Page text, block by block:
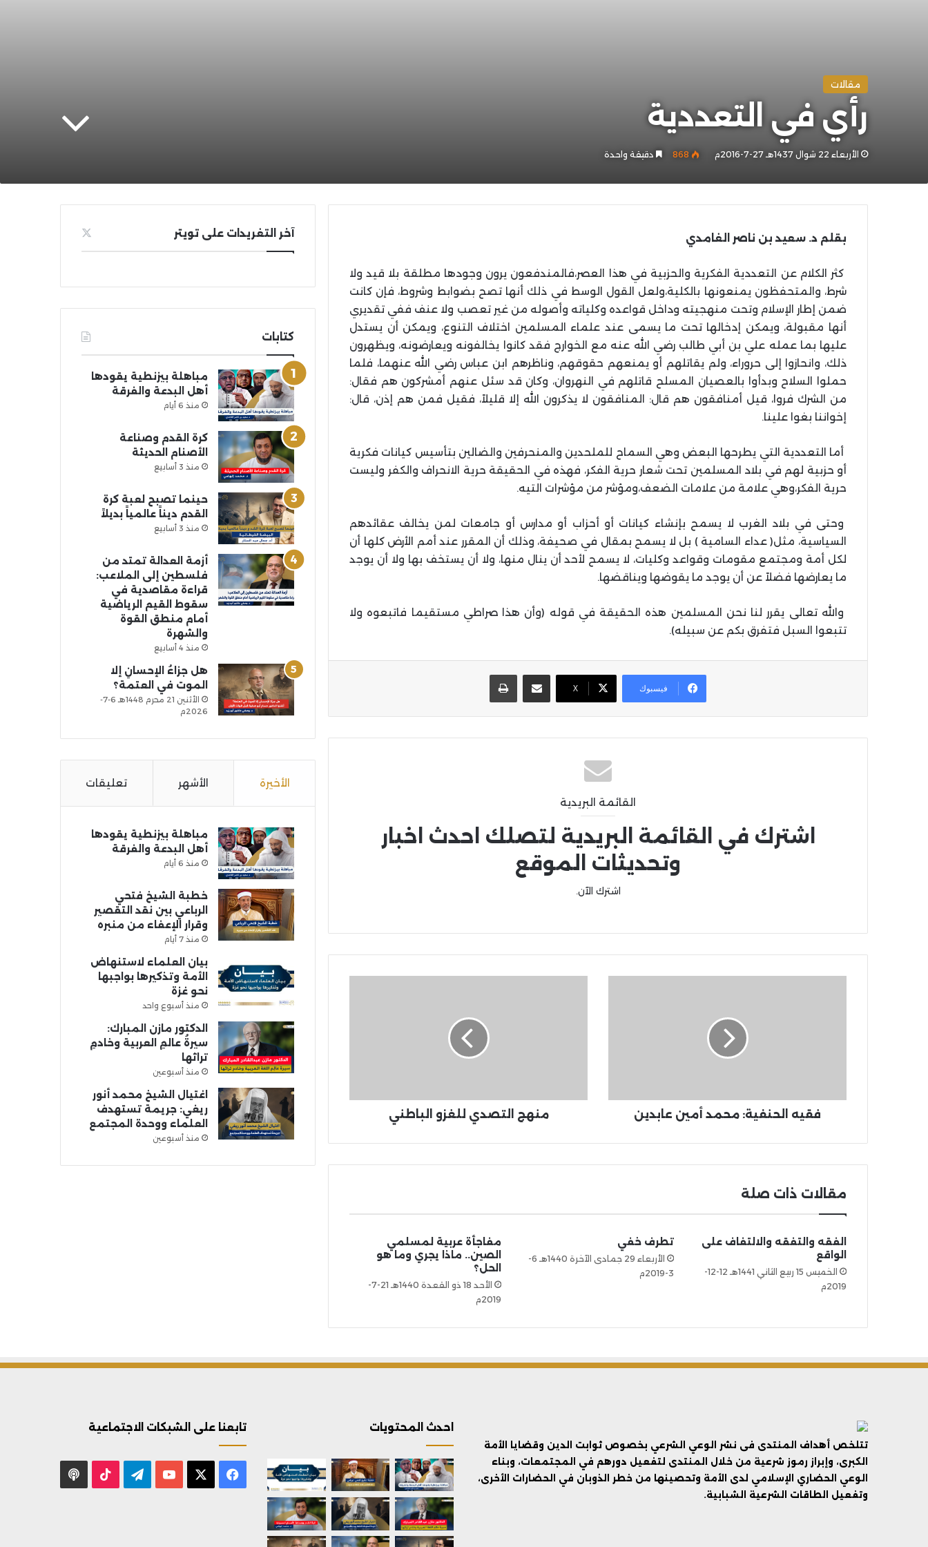
مقالات
رأي في التعددية
الأربعاء 22 شوال 1437هـ 27-7-2016م 868 دقيقة واحدة
بقلم د. سعيد بن ناصر الغامدي
كثر الكلام عن التعددية الفكرية والحزبية في هذا العصر،فالمندفعون يرون وجودها مطلقة بلا قيد ولا
شرط، والمتحفظون يمنعونها بالكلية،ولعل القول الوسط في ذلك أنها تصح بضوابط وشروط، فإن كانت
ضمن إطار الإسلام وتحت منهجيته وداخل قواعده وكلياته وأصوله من غير تعصب ولا عنف ففي تقديري
أنها مقبولة، ويمكن إدخالها تحت ما يسمى عند علماء المسلمين اختلاف التنوع، ويمكن أن يستدل
عليها بما عمله علي بن أبي طالب رضي الله عنه مع الخوارج فقد كانوا يخالفونه ويعارضونه، ويظهرون
ذلك، وانحازوا إلى حروراء، ولم يقاتلهم أو يمنعهم حقوقهم، وناظرهم ابن عباس رضي الله عنهما، فلما
حملوا السلاح وبدأوا بالعصيان المسلح قاتلهم في النهروان، وكان قد سئل عنهم أمشركون هم فقال:
من الشرك فروا، قيل أمنافقون هم قال: المنافقون لا يذكرون الله إلا قليلاً، فقيل فمن هم إذن، قال:
إخواننا بغوا علينا.
أما التعددية التي يطرحها البعض وهي السماح للملحدين والمنحرفين والضالين بتأسيس كيانات فكرية
أو حزبية لهم في بلاد المسلمين تحت شعار حرية الفكر، فهذه في الحقيقة حرية الانحراف والكفر وليست
حرية الفكر،وهي علامة من علامات الضعف،ومؤشر من مؤشرات التيه.
وحتى في بلاد الغرب لا يسمح بإنشاء كيانات أو أحزاب أو مدارس أو جامعات لمن يخالف عقائدهم
السياسية، مثل( عداء السامية ) بل لا يسمح بمقال في صحيفة، وذلك أن المقرر عند أمم الأرض كلها أن
لكل أمة ومجتمع مقومات وقواعد وكليات، لا يسمح لأحد أن ينال منها، ولا أن يستخف بها ولا أن يوجد
ما يعارضها فضلاً عن أن يوجد ما يقوضها ويناقضها.
والله تعالى يقرر لنا نحن المسلمين هذه الحقيقة في قوله (وأن هذا صراطي مستقيما فاتبعوه ولا
تتبعوا السبل فتفرق بكم عن سبيله).
فيسبوك X
مشاركة عبر البريد
القائمة البريدية
اشترك في القائمة البريدية لتصلك احدث اخبار
وتحديثات الموقع
اشترك الآن.
فقيه الحنفية: محمد أمين عابدين منهج التصدي للغزو الباطني
مقالات ذات صلة
الفقه والتفقه والالتفاف على
الواقع
الخميس 15 ربيع الثاني 1441هـ 12-12-
2019م
تطرف خفي
الأربعاء 29 جمادى الآخرة 1440هـ 6-
3-2019م
مفاجأة عربية لمسلمي
الصين.. ماذا يجري وما هو
الحل؟
الأحد 18 ذو القعدة 1440هـ 21-7-
2019م
آخر التغريدات على تويتر
كتابات
مباهلة بيزنطية يقودها
أهل البدعة والفرقة
منذ 6 أيام
كرة القدم وصناعة
الأصنام الحديثة
منذ 3 أسابيع
حينما تصبح لعبة كرة
القدم ديناً عالمياً بديلاً
منذ 3 أسابيع
أزمة العدالة تمتد من
فلسطين إلى الملاعب:
قراءة مقاصدية في
سقوط القيم الرياضية
أمام منطق القوة
والشهرة
منذ 4 أسابيع
هل جزاءُ الإحسانِ إلا
الموت في العتمة؟
الأثنين 21 محرم 1448هـ 6-7-
2026م
الأخيرة الأشهر تعليقات
مباهلة بيزنطية يقودها
أهل البدعة والفرقة
منذ 6 أيام
خطبة الشيخ فتحي
الرباعي بين نقد التقصير
وقرار الإعفاء من منبره
منذ 7 أيام
بيان العلماء لاستنهاض
الأمة وتذكيرها بواجبها
نحو غزة
منذ أسبوع واحد
الدكتور مازن المبارك:
سيرةُ عالمِ العربية وخادمِ
تراثها
منذ أسبوعين
اغتيال الشيخ محمد أنور
ريغي: جريمة تستهدف
العلماء ووحدة المجتمع
منذ أسبوعين
تتلخص أهداف المنتدى فى نشر الوعي الشرعي بخصوص ثوابت الدين وقضايا الأمة
الكبرى، وإبراز رموز شرعية من خلال المنتدى لتفعيل دورهم في المجتمعات، وبناء
الوعي الحضاري الإسلامي لدى الأمة وتحصينها من خطر الذوبان في الحضارات الأخرى،
وتفعيل الطاقات الشرعية الشبابية.
احدث المحتويات تابعنا على الشبكات الاجتماعية
فيسبوك يوتيوب تيلقرام ‫TikTok